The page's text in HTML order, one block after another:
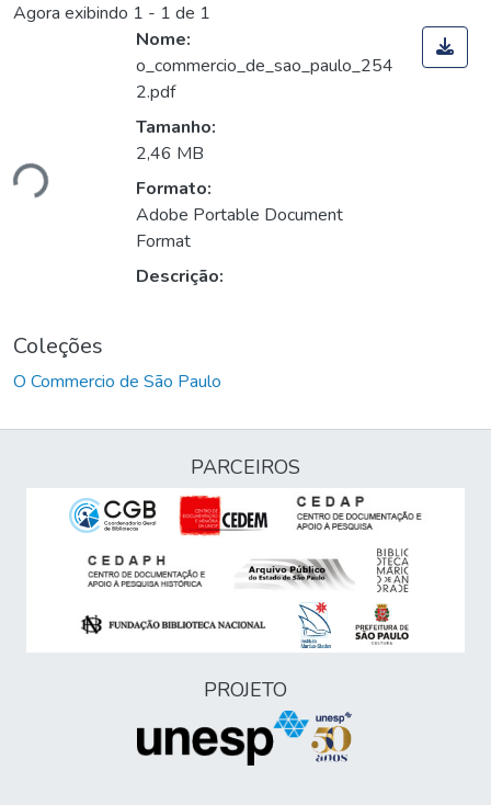
Agora exibindo 1 - 1 de 1
Nome:
o_commercio_de_sao_paulo_254
2.pdf
Tamanho:
2,46 MB
Formato:
Adobe Portable Document
Format
Descrição:
Coleções
O Commercio de São Paulo
PARCEIROS
PROJETO